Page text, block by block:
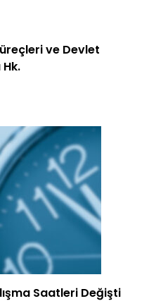
ve Devlet
Saatleri Değişti